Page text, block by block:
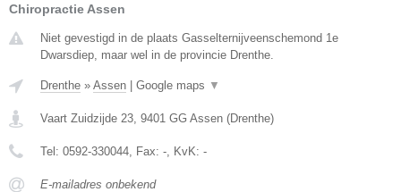
Chiropractie Assen
Niet gevestigd in de plaats Gasselternijveenschemond 1e
Dwarsdiep, maar wel in de provincie Drenthe.
Drenthe » Assen Google maps ▼
Vaart Zuidzijde 23 9401 GG Assen (Drenthe)
Tel: 0592-330044 , Fax: - , KvK: -
E-mailadres onbekend